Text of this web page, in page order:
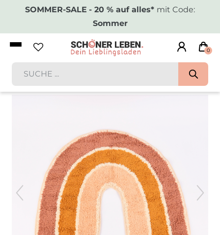
SOMMER-SALE - 20 % auf alles* mit Code:
Sommer
0